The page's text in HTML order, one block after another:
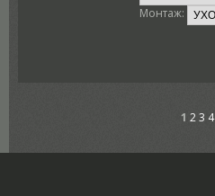
Монтаж:
1 2 3 4